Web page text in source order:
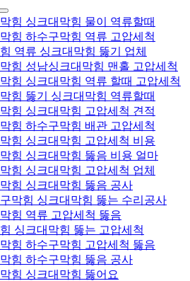
힘 싱크대막힘 물이 역류할때
힘 하수구막힘 역류 고압세척
역류 싱크대막힘 뚫기 업체
힘 성남싱크대막힘 맨홀 고압세척
힘 싱크대막힘 역류 할때 고압세척
힘 뚫기 싱크대막힘 역류할때
힘 싱크대막힘 고압세척 견적
힘 하수구막힘 배관 고압세척
힘 싱크대막힘 고압세척 비용
힘 싱크대막힘 뚫음 비용 얼마
힘 싱크대막힘 고압세척 업체
힘 싱크대막힘 뚫음 공사
막힘 싱크대막힘 뚫는 수리공사
힘 역류 고압세척 뚫음
싱크대막힘 뚫는 고압세척
힘 하수구막힘 고압세척 뚫음
힘 하수구막힘 뚫음 공사
힘 싱크대막힘 뚫어요